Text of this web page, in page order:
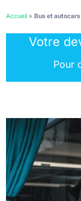
Accueil » Bus et
Votre
Pour